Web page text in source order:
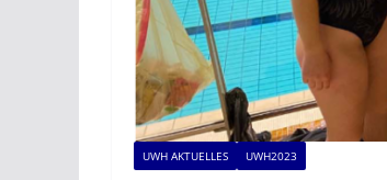
UWH AKTUELLES UWH2023